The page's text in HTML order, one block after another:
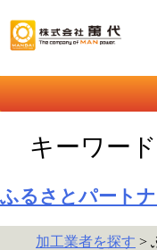
content
キーワー
ふるさとパート
加工業者を探す >